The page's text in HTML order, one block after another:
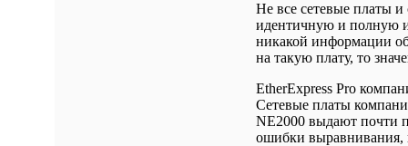
Не все сетевые платы и
идентичную и полную
никакой информации
на такую плату, то
EtherExpress Pro
Сетевые платы
NE2000 выдают почти
ошибки выравнивания,